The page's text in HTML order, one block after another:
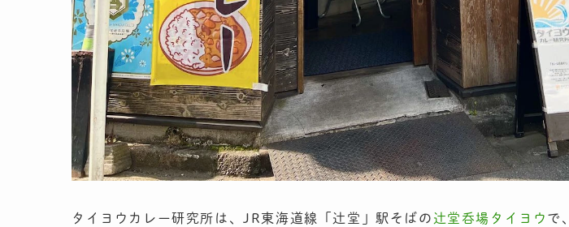
タイヨウカレー研究所は、JR東海道線「辻堂」駅そばの 辻堂呑場タイヨウ で